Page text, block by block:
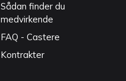
Sådan finder du
medvirkende
FAQ - Castere
Kontrakter